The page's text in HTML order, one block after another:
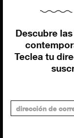
Descubre
Teclea tuUros
Evelyn